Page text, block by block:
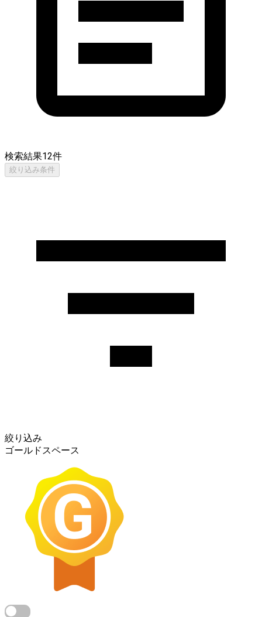
検索結果12件
絞り込み条件
絞り込み
ゴールドスペース